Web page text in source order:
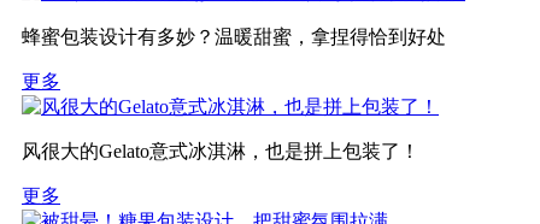
蜂蜜包装设计有多妙？温暖甜蜜，拿捏得恰到好处
更多
风很大的Gelato意式冰淇淋，也是拼上包装了！
更多